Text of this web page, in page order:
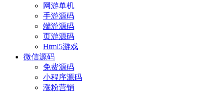
网游单机
手游源码
端游源码
页游源码
Html5游戏
微信源码
免费源码
小程序源码
涨粉营销